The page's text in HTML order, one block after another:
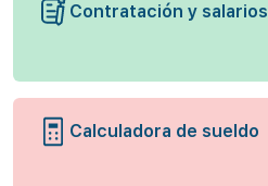
Contratación y salarios
Calculadora de sueldo